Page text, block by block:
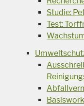
Studie:
Test: